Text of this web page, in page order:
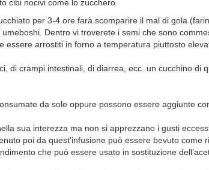
cibi nocivi come lo zucchero.
per 3-4 ore farà scomparire il mal di gola
Dentro vi troverete i semi che sono
essere arrostiti in forno a temperatura piuttosto
di crampi intestinali, di diarrea, ecc. un cucchino di
da sole oppure possono essere aggiunte
sua interezza ma non si apprezzano i gusti
poi da quest’infusione può essere bevuto come
che può essere usato in sostituzione